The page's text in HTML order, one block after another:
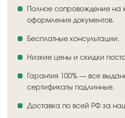
Полное сопровождение на
оформления документов.
Бесплатные консультации.
Низкие цены и скидки
Гарантия 100% — все
сертификаты подлинные.
Доставка по всей РФ за